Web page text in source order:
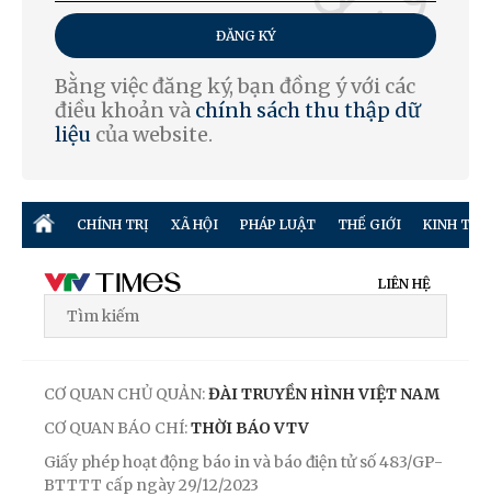
ĐĂNG KÝ
Bằng việc đăng ký, bạn đồng ý với các
điều khoản và chính sách thu thập dữ
liệu của website.
CHÍNH TRỊ XÃ HỘI PHÁP LUẬT THẾ GIỚI KINH TẾ
LIÊN HỆ
CƠ QUAN CHỦ QUẢN:ĐÀI TRUYỀN HÌNH VIỆT NAM
CƠ QUAN BÁO CHÍ:THỜI BÁO VTV
Giấy phép hoạt động báo in và báo điện tử số 483/GP-
BTTTT cấp ngày 29/12/2023